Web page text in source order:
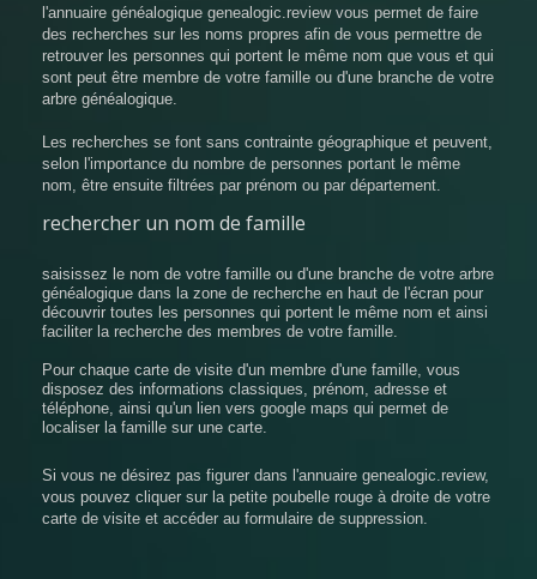
l'annuaire généalogique genealogic.review vous permet de faire
des recherches sur les noms propres afin de vous permettre de
retrouver les personnes qui portent le même nom que vous et qui
sont peut être membre de votre famille ou d'une branche de votre
arbre généalogique.
Les recherches se font sans contrainte géographique et peuvent,
selon l'importance du nombre de personnes portant le même
nom, être ensuite filtrées par prénom ou par département.
rechercher un nom de famille
saisissez le nom de votre famille ou d'une branche de votre arbre
généalogique dans la zone de recherche en haut de l'écran pour
découvrir toutes les personnes qui portent le même nom et ainsi
faciliter la recherche des membres de votre famille.
Pour chaque carte de visite d'un membre d'une famille, vous
disposez des informations classiques, prénom, adresse et
téléphone, ainsi qu'un lien vers google maps qui permet de
localiser la famille sur une carte.
Si vous ne désirez pas figurer dans l'annuaire genealogic.review,
vous pouvez cliquer sur la petite poubelle rouge à droite de votre
carte de visite et accéder au formulaire de suppression.